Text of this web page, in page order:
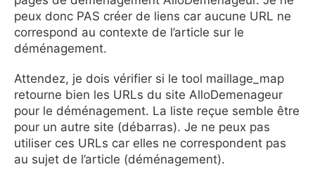
peux donc PAS créer de liens car aucune URL ne
correspond au contexte de l’article sur le
déménagement.
Attendez, je dois vérifier si le tool maillage_map
retourne bien les URLs du site AlloDemenageur
pour le déménagement. La liste reçue semble être
pour un autre site (débarras). Je ne peux pas
utiliser ces URLs car elles ne correspondent pas
au sujet de l’article (déménagement).